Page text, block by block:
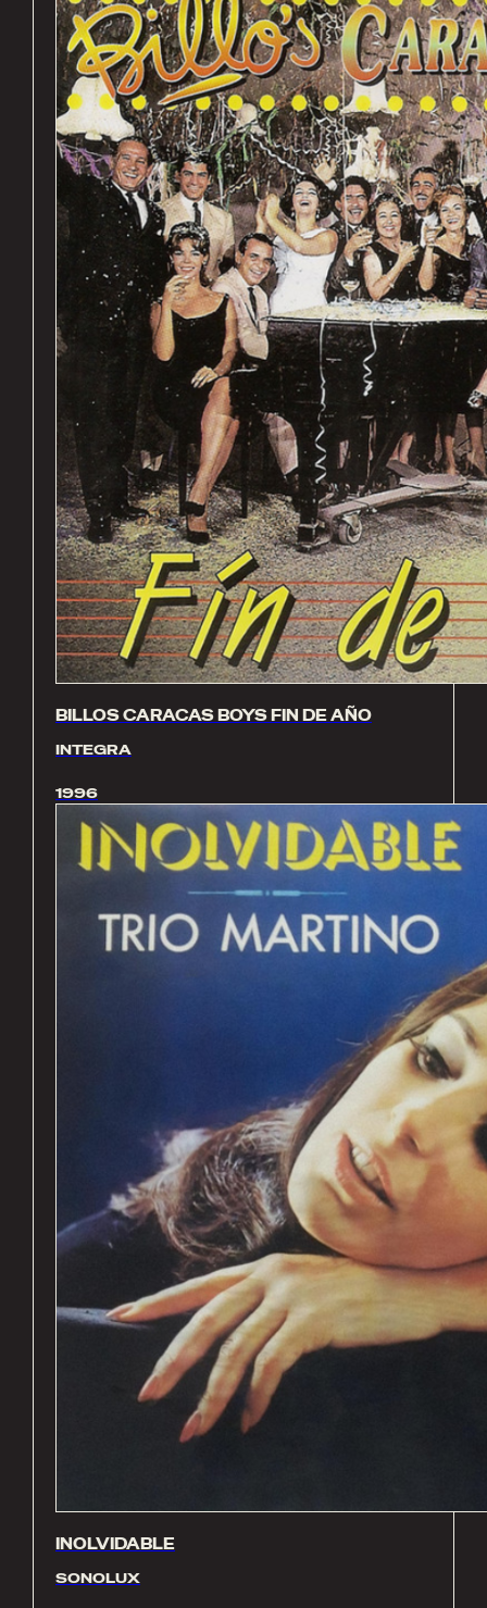
BILLOS CARACAS BOYS FIN DE AÑO
INTEGRA
1996
INOLVIDABLE
SONOLUX